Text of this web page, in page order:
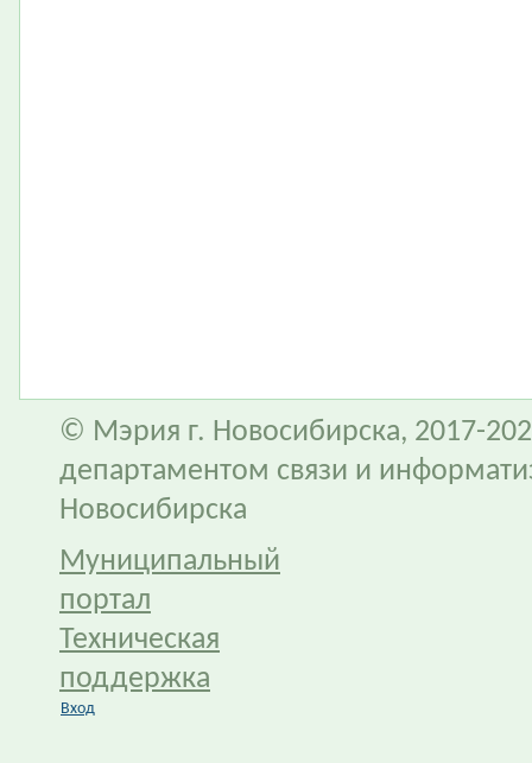
© Мэрия г. Новосибирска, 2017-
департаментом связи и
Новосибирска
Муниципальный
портал
Техническая
поддержка
Вход